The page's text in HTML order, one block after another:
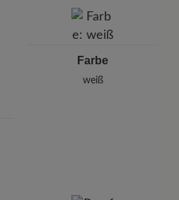
74321 Bietigheim-Bissingen,
65 65 56 (gebührenfrei)
Farbe
weiß